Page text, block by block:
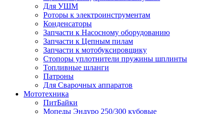
Для УШМ
Роторы к электроинструментам
Конденсаторы
Запчасти к Насосному оборудованию
Запчасти к Цепным пилам
Запчасти к мотобуксировщику
Стопоры уплотнители пружины шплинты
Топливные шланги
Патроны
Для Сварочных аппаратов
Мототехника
ПитБайки
Мопеды Эндуро 250/300 кубовые